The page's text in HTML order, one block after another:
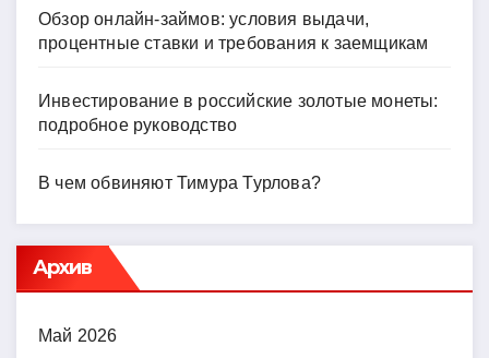
Обзор онлайн-займов: условия выдачи,
процентные ставки и требования к заемщикам
Инвестирование в российские золотые монеты:
подробное руководство
В чем обвиняют Тимура Турлова?
Архив
Май 2026